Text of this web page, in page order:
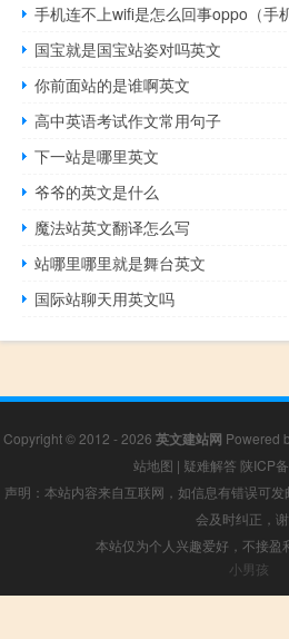
手机连不上wifi是怎么回事oppo（手
国宝就是国宝站姿对吗英文
你前面站的是谁啊英文
高中英语考试作文常用句子
下一站是哪里英文
爷爷的英文是什么
魔法站英文翻译怎么写
站哪里哪里就是舞台英文
国际站聊天用英文吗
Copyright © 2012 - 2026 英文建站网 Powered
站地图 | 疑难解答 陕ICP
声明：本站内容来自互联网，如信息有错误可
会及时纠正，
本站仅为个人兴趣爱好，不接盈
小男孩